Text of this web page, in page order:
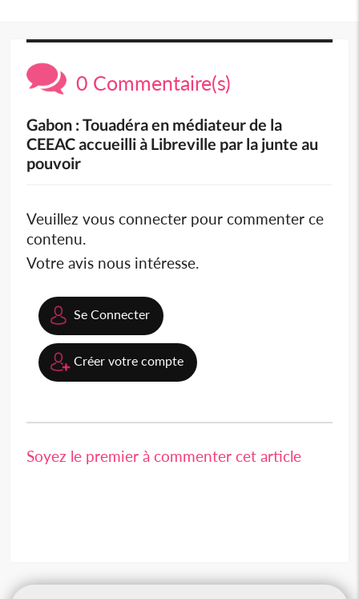
0 Commentaire(s)
Gabon : Touadéra en médiateur de la
CEEAC accueilli à Libreville par la junte au
pouvoir
Veuillez vous connecter pour commenter ce
contenu.
Votre avis nous intéresse.
Se Connecter
Créer votre compte
Soyez le premier à commenter cet article